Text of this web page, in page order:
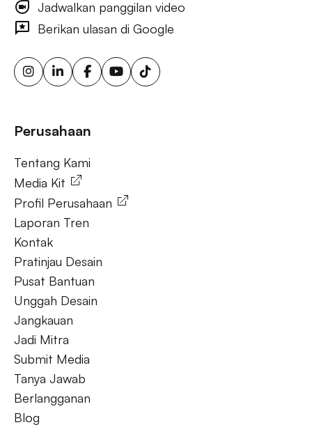
iklan visibilitas merek luar ruang, iklan papan reklame
bertarget, layar iklan digital, iklan papan reklame urban, iklan
ooh yang dipicu cuaca, papan reklame sensor gerak,
solusi ooh fleksibel, iklan luar ruang berkelanjutan, papan
reklame energi terbarukan, papan reklame tenaga surya,
ooh untuk bisnis kecil, aktivasi merek luar ruang.
Tentang Kami
Jadwalkan panggilan video
Berikan ulasan di Google
Perusahaan
Tentang Kami
Media Kit
Profil Perusahaan
Laporan Tren
Kontak
Pratinjau Desain
Pusat Bantuan
Unggah Desain
Jangkauan
Jadi Mitra
Submit Media
Tanya Jawab
Berlangganan
Blog